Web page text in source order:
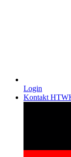
Login
Kontakt